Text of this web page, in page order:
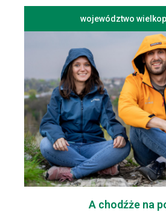
województwo
A chodźże na